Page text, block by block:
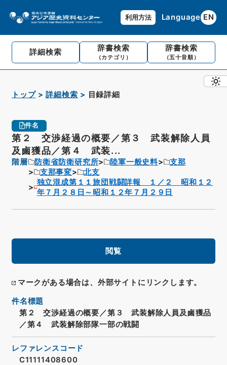
利用方法 Language EN
詳細検索 辞書検索
（カテゴリ）
辞書検索
（五十音順）
トップ 詳細検索 目録詳細
件名
第２ 交渉経過の概要／第３ 武装解除人員
及鹵獲品／第４ 武装...
階層 防衛省防衛研究所 陸軍一般史料
支那
支那事変
北支
独立混成第１１旅団戦闘詳報 １／２ 昭和１２
年７月２８日～昭和１２年７月２９日
閲覧
マークがある場合は、外部サイトにリンクします。
件名標題
第２ 交渉経過の概要／第３ 武装解除人員及鹵獲品
／第４ 武装解除部隊一部の戦闘
レファレンスコード
C11111408600